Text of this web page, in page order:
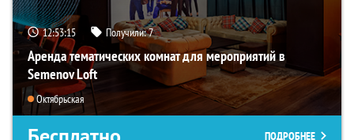
12:53:14 Получили:7
Аренда тематических комнат для мероприятий в
Semenov Loft
Октябрьская
ПОДРОБНЕЕ